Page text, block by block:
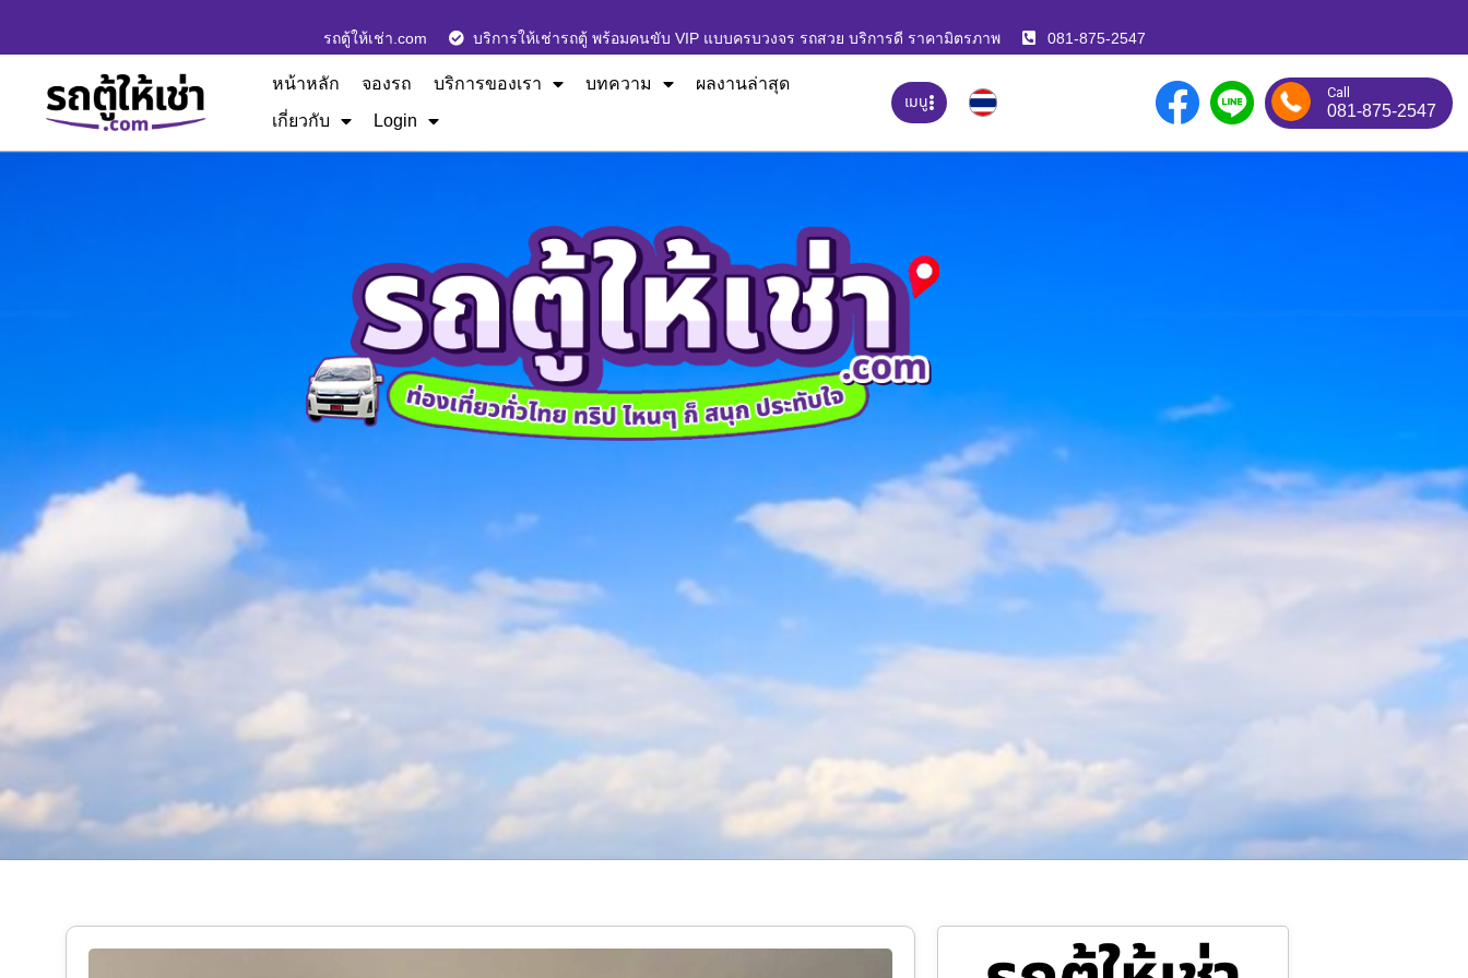
รถตู้ให้เช่า.com บริการให้เช่ารถตู้ พร้อมคนขับ VIP แบบครบวงจร รถสวย บริการดี ราคามิตรภาพ 081-875-2547
หน้าหลัก จองรถ บริการของเรา บทความ
ผลงานล่าสุด
เกี่ยวกับ
Login
เมนู Call
081-875-2547